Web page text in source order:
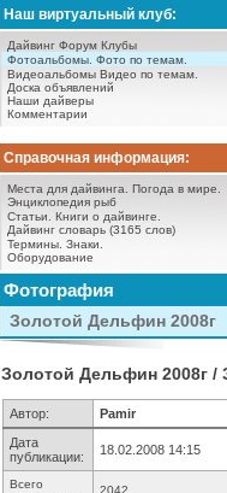
Наш виртуальный клуб:
Дайвинг Форум Клубы
Фотоальбомы. Фото по темам.
Видеоальбомы Видео по темам.
Доска объявлений
Наши дайверы
Комментарии
Справочная информация:
Места для дайвинга.
Погода в мире.
Энциклопедия рыб
Статьи.
Книги о дайвинге.
Дайвинг словарь (3165 слов)
Термины. Знаки.
Оборудование
Фотография
Золотой Дельфин 2008г
Золотой Дельфин 2008г /
Автор:
Pamir
Дата
публикации:
18.02.2008 14:15
Всего
2042